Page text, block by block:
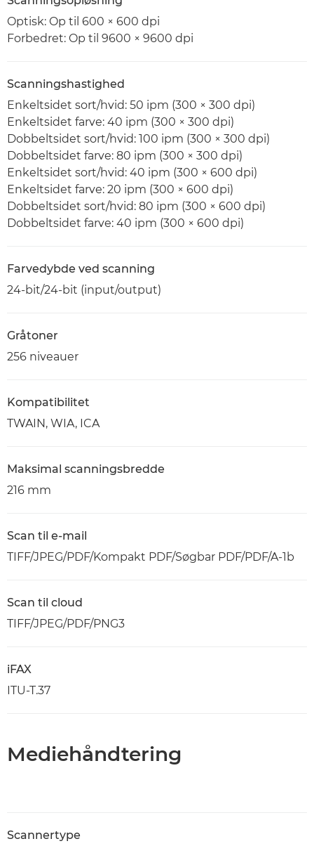
Optisk: Op til 600 × 600 dpi
Forbedret: Op til 9600 × 9600 dpi
Scanningshastighed
Enkeltsidet sort/hvid: 50 ipm (300 × 300 dpi)
Enkeltsidet farve: 40 ipm (300 × 300 dpi)
Dobbeltsidet sort/hvid: 100 ipm (300 × 300 dpi)
Dobbeltsidet farve: 80 ipm (300 × 300 dpi)
Enkeltsidet sort/hvid: 40 ipm (300 × 600 dpi)
Enkeltsidet farve: 20 ipm (300 × 600 dpi)
Dobbeltsidet sort/hvid: 80 ipm (300 × 600 dpi)
Dobbeltsidet farve: 40 ipm (300 × 600 dpi)
Farvedybde ved scanning
24-bit/24-bit (input/output)
Gråtoner
256 niveauer
Kompatibilitet
TWAIN, WIA, ICA
Maksimal scanningsbredde
216 mm
Scan til e-mail
TIFF/JPEG/PDF/Kompakt PDF/Søgbar PDF/PDF/A-1b
Scan til cloud
TIFF/JPEG/PDF/PNG3
iFAX
ITU-T.37
Mediehåndtering
Scannertype